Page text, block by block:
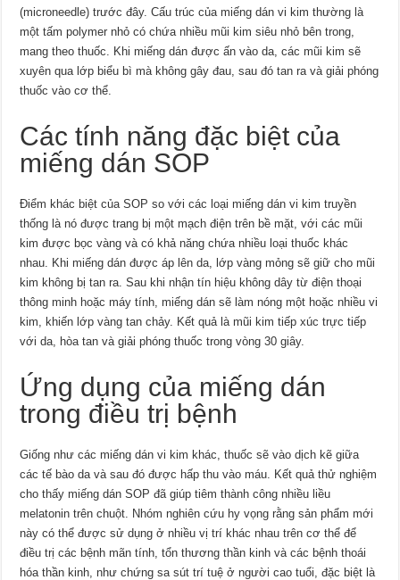
(microneedle) trước đây. Cấu trúc của miếng dán vi kim thường là
một tấm polymer nhỏ có chứa nhiều mũi kim siêu nhỏ bên trong,
mang theo thuốc. Khi miếng dán được ấn vào da, các mũi kim sẽ
xuyên qua lớp biểu bì mà không gây đau, sau đó tan ra và giải phóng
thuốc vào cơ thể.
Các tính năng đặc biệt của
miếng dán SOP
Điểm khác biệt của SOP so với các loại miếng dán vi kim truyền
thống là nó được trang bị một mạch điện trên bề mặt, với các mũi
kim được bọc vàng và có khả năng chứa nhiều loại thuốc khác
nhau. Khi miếng dán được áp lên da, lớp vàng mỏng sẽ giữ cho mũi
kim không bị tan ra. Sau khi nhận tín hiệu không dây từ điện thoại
thông minh hoặc máy tính, miếng dán sẽ làm nóng một hoặc nhiều vi
kim, khiến lớp vàng tan chảy. Kết quả là mũi kim tiếp xúc trực tiếp
với da, hòa tan và giải phóng thuốc trong vòng 30 giây.
Ứng dụng của miếng dán
trong điều trị bệnh
Giống như các miếng dán vi kim khác, thuốc sẽ vào dịch kẽ giữa
các tế bào da và sau đó được hấp thu vào máu. Kết quả thử nghiệm
cho thấy miếng dán SOP đã giúp tiêm thành công nhiều liều
melatonin trên chuột. Nhóm nghiên cứu hy vọng rằng sản phẩm mới
này có thể được sử dụng ở nhiều vị trí khác nhau trên cơ thể để
điều trị các bệnh mãn tính, tổn thương thần kinh và các bệnh thoái
hóa thần kinh, như chứng sa sút trí tuệ ở người cao tuổi, đặc biệt là